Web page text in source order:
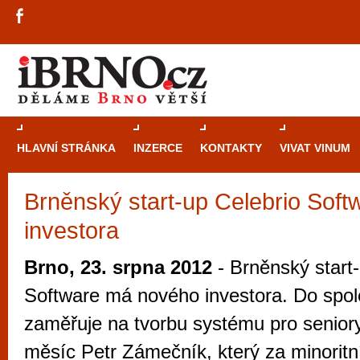
HLAVNÍ STRÁNKA INZERCE KONTAKTY VIVAT VINUM
Brněnský start-up Celebrio
investora
Brno, 23. srpna 2012 - Brněnský
Software má nového investora. Do
zaměřuje na tvorbu systému pro
měsíc Petr Zámečník, který za
Průvodce
Brno je
zajímavé
restaurace,
Mimo jiné je ale také místem, kde si